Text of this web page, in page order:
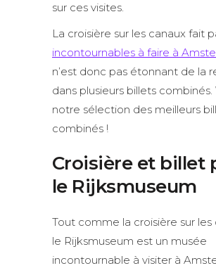
sur ces visites.
La croisière sur les canaux fait
incontournables à faire à
n’est donc pas étonnant de la
dans plusieurs billets combinés.
notre sélection des meilleurs
combinés !
Croisière et billet
le Rijksmuseum
Tout comme la croisière sur les
le Rijksmuseum est un musée
incontournable à visiter à